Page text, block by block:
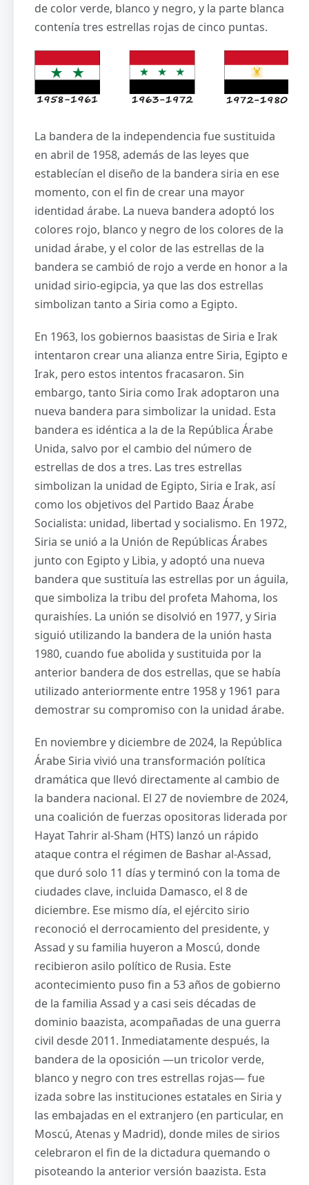
de color verde, blanco y negro, y la parte blanca
contenía tres estrellas rojas de cinco puntas.
La bandera de la independencia fue sustituida
en abril de 1958, además de las leyes que
establecían el diseño de la bandera siria en ese
momento, con el fin de crear una mayor
identidad árabe. La nueva bandera adoptó los
colores rojo, blanco y negro de los colores de la
unidad árabe, y el color de las estrellas de la
bandera se cambió de rojo a verde en honor a la
unidad sirio-egipcia, ya que las dos estrellas
simbolizan tanto a Siria como a Egipto.
En 1963, los gobiernos baasistas de Siria e Irak
intentaron crear una alianza entre Siria, Egipto e
Irak, pero estos intentos fracasaron. Sin
embargo, tanto Siria como Irak adoptaron una
nueva bandera para simbolizar la unidad. Esta
bandera es idéntica a la de la República Árabe
Unida, salvo por el cambio del número de
estrellas de dos a tres. Las tres estrellas
simbolizan la unidad de Egipto, Siria e Irak, así
como los objetivos del Partido Baaz Árabe
Socialista: unidad, libertad y socialismo. En 1972,
Siria se unió a la Unión de Repúblicas Árabes
junto con Egipto y Libia, y adoptó una nueva
bandera que sustituía las estrellas por un águila,
que simboliza la tribu del profeta Mahoma, los
quraishíes. La unión se disolvió en 1977, y Siria
siguió utilizando la bandera de la unión hasta
1980, cuando fue abolida y sustituida por la
anterior bandera de dos estrellas, que se había
utilizado anteriormente entre 1958 y 1961 para
demostrar su compromiso con la unidad árabe.
En noviembre y diciembre de 2024, la República
Árabe Siria vivió una transformación política
dramática que llevó directamente al cambio de
la bandera nacional. El 27 de noviembre de 2024,
una coalición de fuerzas opositoras liderada por
Hayat Tahrir al-Sham (HTS) lanzó un rápido
ataque contra el régimen de Bashar al-Assad,
que duró solo 11 días y terminó con la toma de
ciudades clave, incluida Damasco, el 8 de
diciembre. Ese mismo día, el ejército sirio
reconoció el derrocamiento del presidente, y
Assad y su familia huyeron a Moscú, donde
recibieron asilo político de Rusia. Este
acontecimiento puso fin a 53 años de gobierno
de la familia Assad y a casi seis décadas de
dominio baazista, acompañadas de una guerra
civil desde 2011. Inmediatamente después, la
bandera de la oposición —un tricolor verde,
blanco y negro con tres estrellas rojas— fue
izada sobre las instituciones estatales en Siria y
las embajadas en el extranjero (en particular, en
Moscú, Atenas y Madrid), donde miles de sirios
celebraron el fin de la dictadura quemando o
pisoteando la anterior versión baazista. Esta